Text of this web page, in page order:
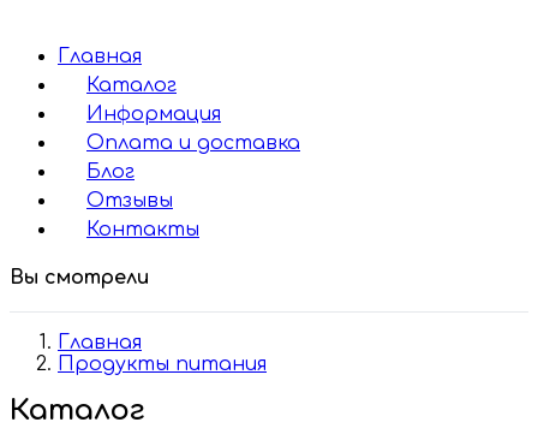
Главная
Каталог
Информация
Оплата и доставка
Блог
Отзывы
Контакты
Вы смотрели
Главная
Продукты питания
Каталог